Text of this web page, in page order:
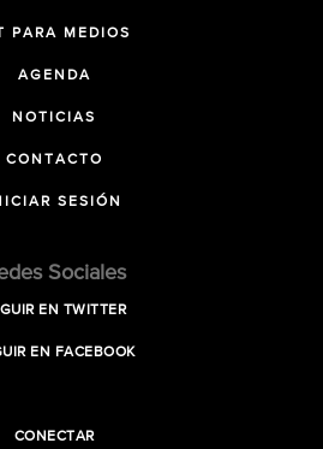
PARA MEDIOS
AGENDA
NOTICIAS
CONTACTO
SESIÓN
Sociales
EN TWITTER
EN FACEBOOK
CONECTAR